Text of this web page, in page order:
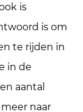
is
is om
te rijden in
in de
aantal
naar